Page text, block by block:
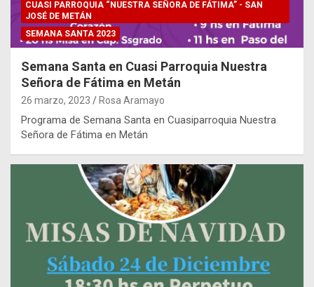
CUASI PARROQUIA “NUESTRA SEÑORA DE FÁTIMA” - SAN
JOSÉ DE METÁN
SEMANA SANTA 2023
Semana Santa en Cuasi Parroquia Nuestra
Señora de Fátima en Metán
26 marzo, 2023 Rosa Aramayo
Programa de Semana Santa en Cuasiparroquia Nuestra
Señora de Fátima en Metán